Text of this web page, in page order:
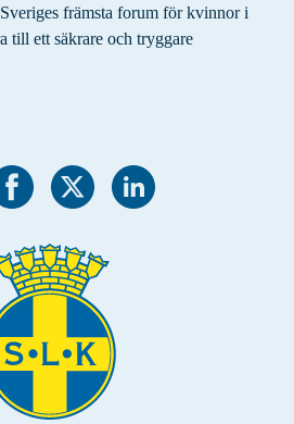
främsta forum för kvinnor i
till ett säkrare och tryggare